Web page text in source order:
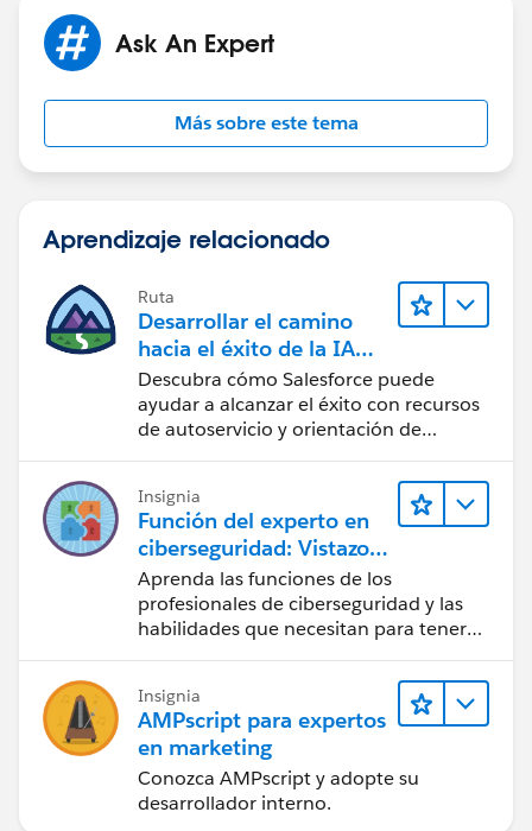
Ask An Expert
Más sobre este tema
Aprendizaje relacionado
Ruta
Desarrollar el camino
hacia el éxito de la IA
con Salesforce
Descubra cómo Salesforce puede
ayudar a alcanzar el éxito con recursos
de autoservicio y orientación de
Insignia
Función del experto en
ciberseguridad: Vistazo
rápido
Aprenda las funciones de los
profesionales de ciberseguridad y las
habilidades que necesitan para tener
Insignia
AMPscript para expertos
en marketing
Conozca AMPscript y adopte su
desarrollador interno.